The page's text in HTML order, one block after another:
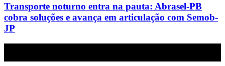
Transporte noturno entra na pauta: Abrasel-PB
cobra soluções e avança em articulação com Semob-
JP